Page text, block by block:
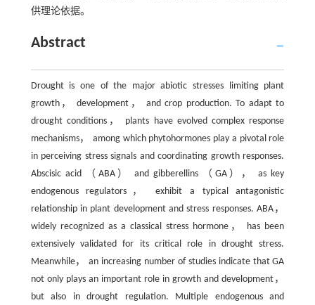
供理论依据。
Abstract
Drought is one of the major abiotic stresses limiting plant
growth， development， and crop production. To adapt to
drought conditions， plants have evolved complex response
mechanisms， among which phytohormones play a pivotal role
in perceiving stress signals and coordinating growth responses.
Abscisic acid （ABA） and gibberellins （GA）， as key
endogenous regulators， exhibit a typical antagonistic
relationship in plant development and stress responses. ABA，
widely recognized as a classical stress hormone， has been
extensively validated for its critical role in drought stress.
Meanwhile， an increasing number of studies indicate that GA
not only plays an important role in growth and development，
but also in drought regulation. Multiple endogenous and